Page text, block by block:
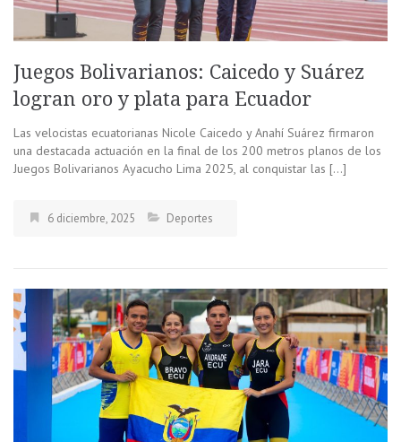
Juegos Bolivarianos: Caicedo y Suárez
logran oro y plata para Ecuador
Las velocistas ecuatorianas Nicole Caicedo y Anahí Suárez firmaron
una destacada actuación en la final de los 200 metros planos de los
Juegos Bolivarianos Ayacucho Lima 2025, al conquistar las […]
6 diciembre, 2025 Deportes